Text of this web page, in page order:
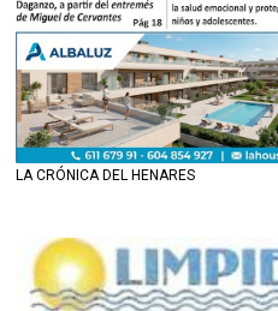
LA CRÓNICA DEL HENARES